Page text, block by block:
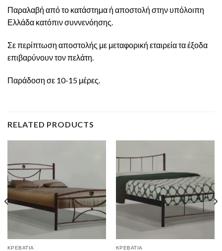
Παραλαβή από το κατάστημα ή αποστολή στην υπόλοιπη
Ελλάδα κατόπιν συννενόησης.
Σε περίπτωση αποστολής με μεταφορική εταιρεία τα έξοδα
επιβαρύνουν τον πελάτη.
Παράδοση σε 10-15 μέρες.
RELATED PRODUCTS
ΚΡΕΒΆΤΙΑ ΚΡΕΒΆΤΙΑ